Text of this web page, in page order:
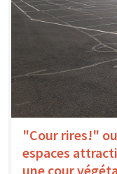
"Cour rires!"
espaces
une cour